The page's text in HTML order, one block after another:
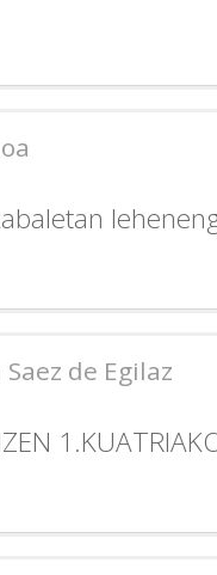
de Egilaz